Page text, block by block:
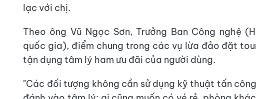
lạc với chị.
Theo ông Vũ Ngọc Sơn, Trưởng Ban Công nghệ
quốc gia), điểm chung trong các vụ lừa đảo đặt
tận dụng tâm lý ham ưu đãi của người dùng.
"Các đối tượng không cần sử dụng kỹ thuật tấn